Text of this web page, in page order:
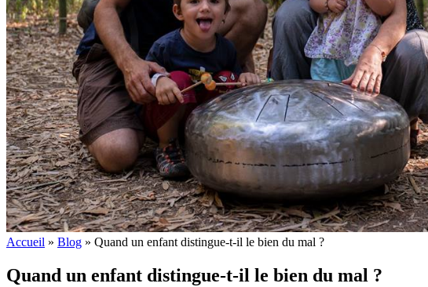
Accueil » Blog » Quand un enfant distingue-t-il le bien du mal ?
Quand un enfant distingue-t-il le bien du mal ?